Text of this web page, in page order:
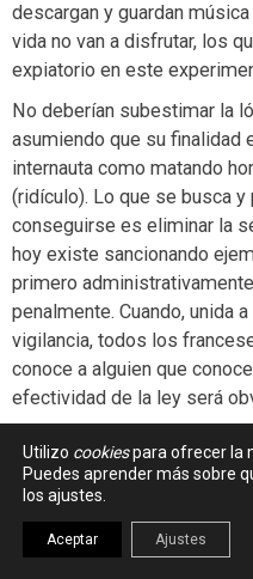
descargan y guardan
vida no van a disfrutar, los
expiatorio en este
No deberían subestimar la
asumiendo que su finalidad
internauta como matando
(ridículo). Lo que se busca
conseguirse es eliminar la
hoy existe sancionando
primero
penalmente. Cuando, unida
vigilancia, todos los
conoce a alguien que
efectividad de la ley será
aspirantes a hacker que ya
vendiendo un anonimato
fue la batalla de los DRM
ayer son ahora el ratón
Utilizo cookiespara ofrecer la
Puedes aprender más sobre
los ajustes.
Aceptar Ajustes